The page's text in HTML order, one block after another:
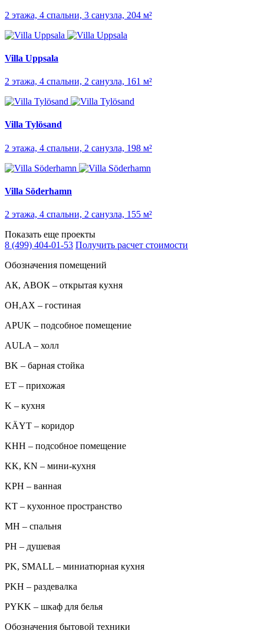
2 этажа, 4 спальни, 3 санузла, 204 м²
Villa Uppsala
2 этажа, 4 спальни, 2 санузла, 161 м²
Villa Tylösand
2 этажа, 4 спальни, 2 санузла, 198 м²
Villa Söderhamn
2 этажа, 4 спальни, 2 санузла, 155 м²
Показать еще проекты
8 (499) 404-01-53 Получить расчет стоимости
Обозначения помещений
АК, АВОК – открытая кухня
ОН,AX – гостиная
APUK – подсобное помещение
AULA – холл
BK – барная стойка
ET – прихожая
K – кухня
KÄYT – коридор
KHH – подсобное помещение
KK, KN – мини-кухня
KPH – ванная
KT – кухонное пространство
MH – спальня
PH – душевая
PK, SMALL – миниатюрная кухня
PKH – раздевалка
PYKK – шкаф для белья
Обозначения бытовой техники